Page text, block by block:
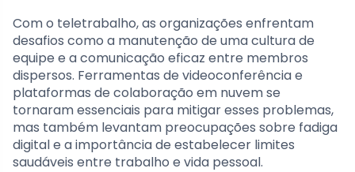
Com o teletrabalho, as organizações enfrentam
desafios como a manutenção de uma cultura de
equipe e a comunicação eficaz entre membros
dispersos. Ferramentas de videoconferência e
plataformas de colaboração em nuvem se
tornaram essenciais para mitigar esses problemas,
mas também levantam preocupações sobre fadiga
digital e a importância de estabelecer limites
saudáveis entre trabalho e vida pessoal.